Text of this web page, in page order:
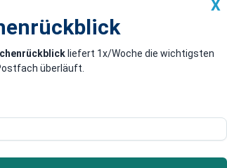
X
liefert 1x/Woche die wichtigsten
überläuft.